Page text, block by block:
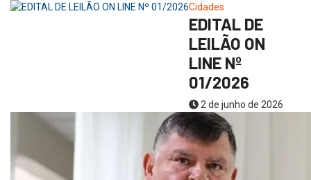
Cidades
EDITAL DE
LEILÃO ON
LINE Nº
01/2026
2 de junho de 2026